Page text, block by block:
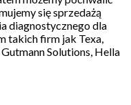
się sprzedażą
diagnostycznego dla
takich firm jak Texa,
Solutions, Hella